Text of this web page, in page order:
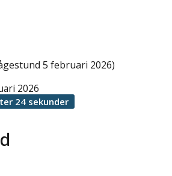
5 februari 2026)
2026
24 sekunder